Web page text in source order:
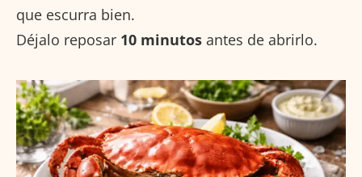
que escurra bien.
Déjalo reposar 10 minutos antes de abrirlo.